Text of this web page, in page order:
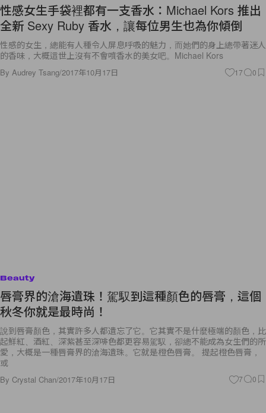
性感女生手袋裡都有一支香水：Michael Kors 推出
全新 Sexy Ruby 香水，讓每位男生也為你傾倒
性感的女生，總能有人種令人屏息呼吸的魅力，而她們的身上總帶著迷人
的香味，大概這世上沒有不會噴香水的美女吧。Michael Kors
By Audrey Tsang/2017年10月17日 17 0
Beauty
唇膏界的滄海遺珠！駕馭到這種顏色的唇膏，這個
秋冬你就是最時尚！
說到唇膏顏色，其實許多人都遺忘了它。它其實不是什麼極端的顏色，比
起鮮紅、酒紅、深紫甚至深啡色都更容易駕馭，卻總不能成為女生們的所
愛，大概是一種唇膏界的滄海遺珠。它就是橙色唇膏。 提起橙色唇膏，
或
By Crystal Chan/2017年10月17日 7 0